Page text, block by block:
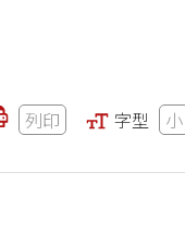
列印 字型 小